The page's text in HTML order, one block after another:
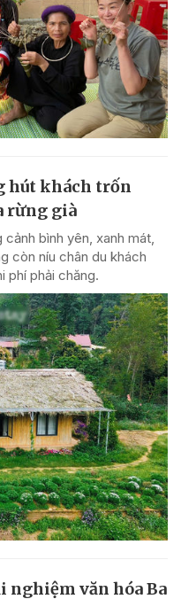
hút khách trốn
rừng già
bình yên, xanh mát,
còn níu chân du khách
phí phải chăng.
văn hóa Ba